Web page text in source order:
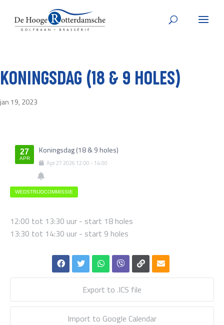
KONINGSDAG (18 & 9 HOLES)
jan 19, 2023
27
APR
Koningsdag (18 & 9 holes)
Apr272026 12:00 - 14:00
WEDSTRIJDCOMMISSIE
12:00 tot 13:30 uur - start 18 holes
13:30 tot 14:30 uur - start 9 holes
Export to .ICS file
Import to Google Calendar